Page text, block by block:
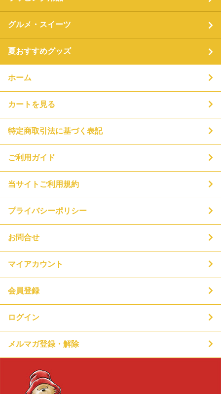
グルメ・スイーツ
夏おすすめグッズ
ホーム
カートを見る
特定商取引法に基づく表記
ご利用ガイド
当サイトご利用規約
プライバシーポリシー
お問合せ
マイアカウント
会員登録
ログイン
メルマガ登録・解除